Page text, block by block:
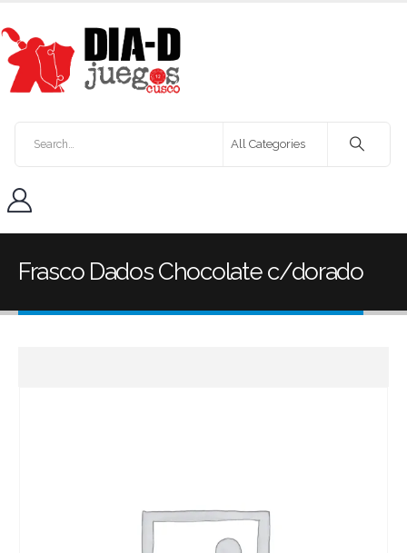
Frasco Dados Chocolate c/dorado